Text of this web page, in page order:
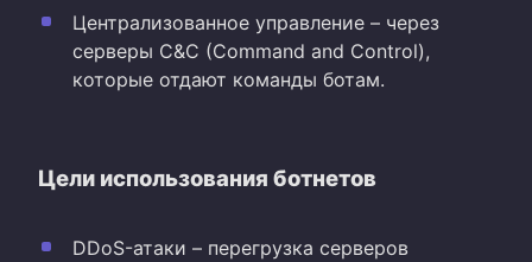
Централизованное управление – через
серверы C&C (Command and Control),
которые отдают команды ботам.
Цели использования ботнетов
DDoS-атаки – перегрузка серверов